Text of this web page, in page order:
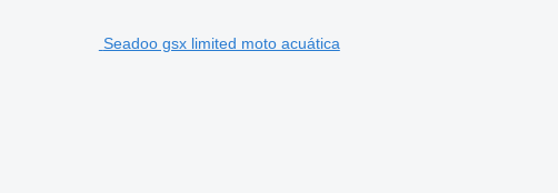
Seadoo gsx limited moto acuática